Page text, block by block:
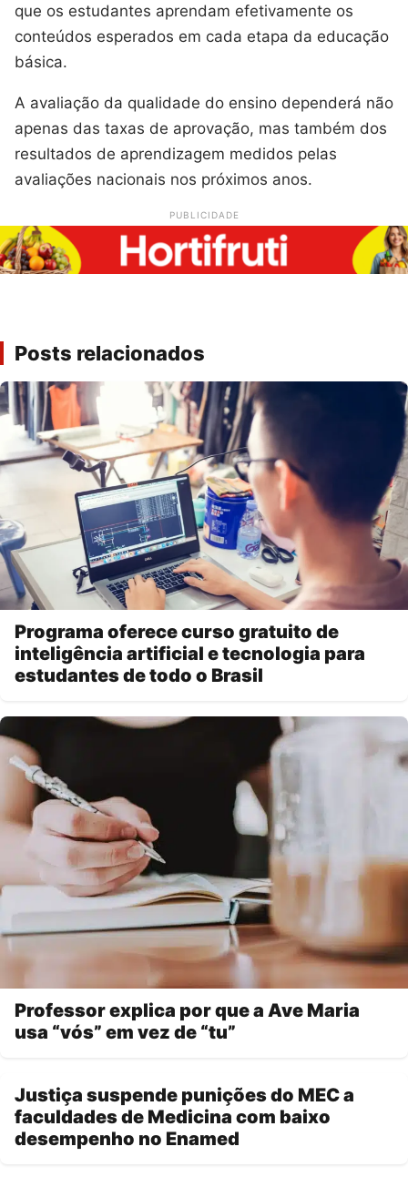
que os estudantes aprendam efetivamente os
conteúdos esperados em cada etapa da educação
básica.
A avaliação da qualidade do ensino dependerá não
apenas das taxas de aprovação, mas também dos
resultados de aprendizagem medidos pelas
avaliações nacionais nos próximos anos.
PUBLICIDADE
Posts relacionados
Programa oferece curso gratuito de
inteligência artificial e tecnologia para
estudantes de todo o Brasil
Professor explica por que a Ave Maria
usa “vós” em vez de “tu”
Justiça suspende punições do MEC a
faculdades de Medicina com baixo
desempenho no Enamed